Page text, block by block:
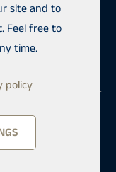
ja sinulla on LKV-
Meillä
Lisäksi
site and to
Feel free to
time.
policy